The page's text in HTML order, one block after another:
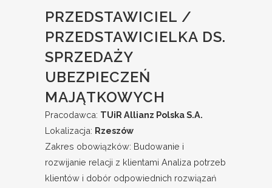
PRZEDSTAWICIEL /
PRZEDSTAWICIELKA DS.
SPRZEDAŻY
UBEZPIECZEŃ
MAJĄTKOWYCH
Pracodawca: TUiR Allianz Polska S.A.
Lokalizacja: Rzeszów
Zakres obowiązków: Budowanie i
rozwijanie relacji z klientami Analiza potrzeb
klientów i dobór odpowiednich rozwiązań